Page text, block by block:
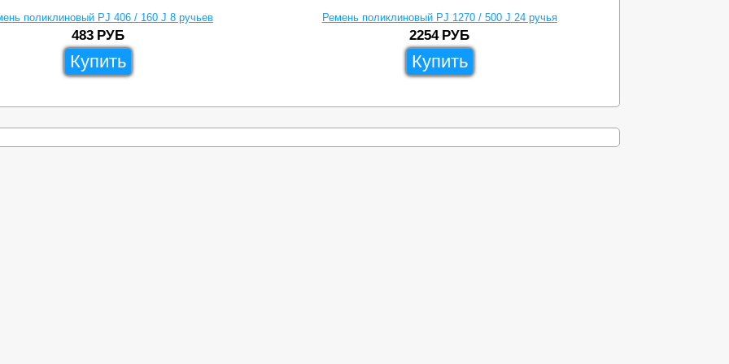
поликлиновый PJ 406 / 160 J 8 ручьев
483 РУБ
Купить
Ремень поликлиновый PJ 1270 / 500 J 24 ручья
2254 РУБ
Купить